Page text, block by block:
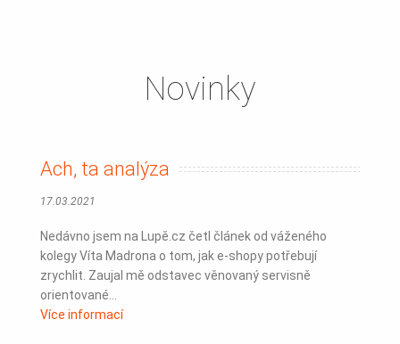
Novinky
Ach, ta analýza
17.03.2021
Nedávno jsem na Lupě.cz četl článek od váženého
kolegy Víta Madrona o tom, jak e-shopy potřebují
zrychlit. Zaujal mě odstavec věnovaný servisně
orientované...
Více informací